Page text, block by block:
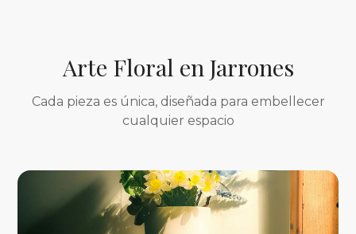
Arte Floral en Jarrones
Cada pieza es única, diseñada para embellecer
cualquier espacio